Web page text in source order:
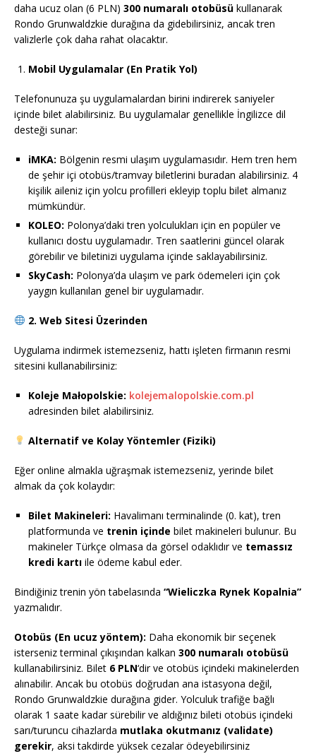
daha ucuz olan (6 PLN) 300 numaralı otobüsü kullanarak
Rondo Grunwaldzkie durağına da gidebilirsiniz, ancak tren
valizlerle çok daha rahat olacaktır.
Mobil Uygulamalar (En Pratik Yol)
Telefonunuza şu uygulamalardan birini indirerek saniyeler
içinde bilet alabilirsiniz. Bu uygulamalar genellikle İngilizce dil
desteği sunar:
iMKA: Bölgenin resmi ulaşım uygulamasıdır. Hem tren hem
de şehir içi otobüs/tramvay biletlerini buradan alabilirsiniz. 4
kişilik aileniz için yolcu profilleri ekleyip toplu bilet almanız
mümkündür.
KOLEO: Polonya’daki tren yolculukları için en popüler ve
kullanıcı dostu uygulamadır. Tren saatlerini güncel olarak
görebilir ve biletinizi uygulama içinde saklayabilirsiniz.
SkyCash: Polonya’da ulaşım ve park ödemeleri için çok
yaygın kullanılan genel bir uygulamadır.
2. Web Sitesi Üzerinden
Uygulama indirmek istemezseniz, hattı işleten firmanın resmi
sitesini kullanabilirsiniz:
Koleje Małopolskie: kolejemalopolskie.com.pl
adresinden bilet alabilirsiniz.
Alternatif ve Kolay Yöntemler (Fiziki)
Eğer online almakla uğraşmak istemezseniz, yerinde bilet
almak da çok kolaydır:
Bilet Makineleri: Havalimanı terminalinde (0. kat), tren
platformunda ve trenin içinde bilet makineleri bulunur. Bu
makineler Türkçe olmasa da görsel odaklıdır ve temassız
kredi kartı ile ödeme kabul eder.
Bindiğiniz trenin yön tabelasında “Wieliczka Rynek Kopalnia”
yazmalıdır.
Otobüs (En ucuz yöntem): Daha ekonomik bir seçenek
isterseniz terminal çıkışından kalkan 300 numaralı otobüsü
kullanabilirsiniz. Bilet 6 PLN‘dir ve otobüs içindeki makinelerden
alınabilir. Ancak bu otobüs doğrudan ana istasyona değil,
Rondo Grunwaldzkie durağına gider. Yolculuk trafiğe bağlı
olarak 1 saate kadar sürebilir ve aldığınız bileti otobüs içindeki
sarı/turuncu cihazlarda mutlaka okutmanız (validate)
gerekir, aksi takdirde yüksek cezalar ödeyebilirsiniz